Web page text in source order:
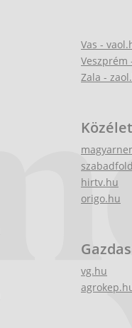
Vas -
Veszprém
Zala -
Közélet
hirtv.hu
origo.hu
vg.hu